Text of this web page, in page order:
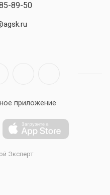
89-50
приложение
Эксперт